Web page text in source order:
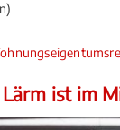
ist im